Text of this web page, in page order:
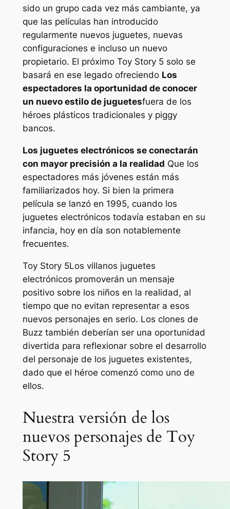
sido un grupo cada vez más cambiante, ya
que las películas han introducido
regularmente nuevos juguetes, nuevas
configuraciones e incluso un nuevo
propietario. El próximo Toy Story 5solo se
basará en ese legado ofreciendo Los
espectadores la oportunidad de conocer
un nuevo estilo de juguetesfuera de los
héroes plásticos tradicionales y piggy
bancos.
Los juguetes electrónicos se conectarán
con mayor precisión a la realidad Que los
espectadores más jóvenes están más
familiarizados hoy. Si bien la primera
película se lanzó en 1995, cuando los
juguetes electrónicos todavía estaban en su
infancia, hoy en día son notablemente
frecuentes.
Toy Story 5Los villanos juguetes
electrónicos promoverán un mensaje
positivo sobre los niños en la realidad, al
tiempo que no evitan representar a esos
nuevos personajes en serio. Los clones de
Buzz también deberían ser una oportunidad
divertida para reflexionar sobre el desarrollo
del personaje de los juguetes existentes,
dado que el héroe comenzó como uno de
ellos.
Nuestra versión de los
nuevos personajes de Toy
Story 5